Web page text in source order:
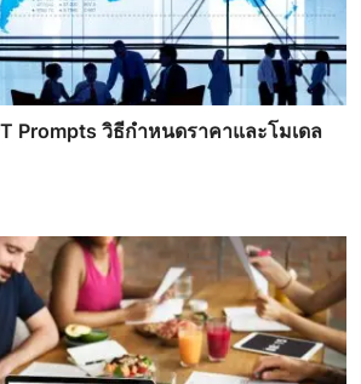
Prompts วิธีกำหนดราคาและโมเดล